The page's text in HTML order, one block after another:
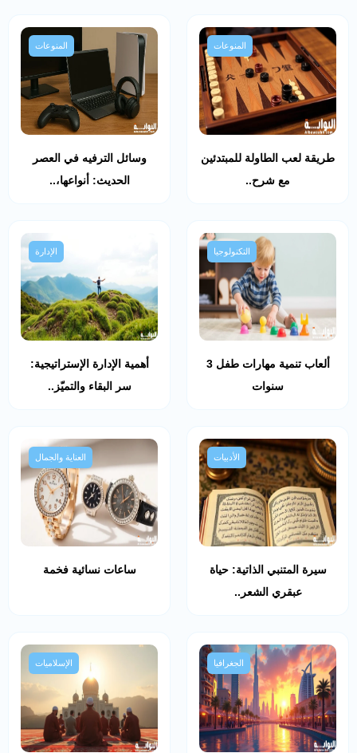
المنوعات
طريقة لعب الطاولة للمبتدئين
مع شرح..
المنوعات
وسائل الترفيه في العصر
الحديث: أنواعها،..
التكنولوجيا
ألعاب تنمية مهارات طفل 3
سنوات
الإدارة
أهمية الإدارة الإستراتيجية:
سر البقاء والتميّز..
الأدبيات
سيرة المتنبي الذاتية: حياة
عبقري الشعر..
العناية والجمال
ساعات نسائية فخمة
الجغرافيا الإسلاميات